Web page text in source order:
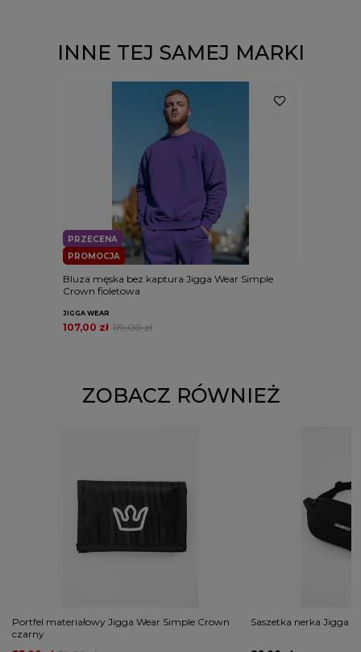
INNE TEJ SAMEJ MARKI
PROMOCJA
PRZECENA
Bluza męska bez kaptura Jigga Wear Simple
Crown fioletowa
JIGGA WEAR
119,00 zł
107,00 zł
ZOBACZ RÓWNIEŻ
Portfel materiałowy Jigga Wear Simple Crown
czarny
Saszetka nerka Jigga